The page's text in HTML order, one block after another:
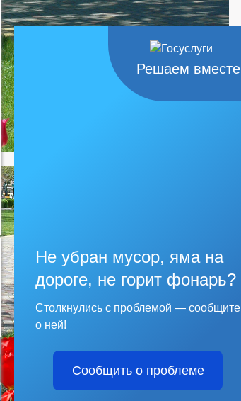
Решаем вместе
Не убран мусор, яма на
дороге, не горит фонарь?
Столкнулись с проблемой — сообщите
о ней!
Сообщить о проблеме